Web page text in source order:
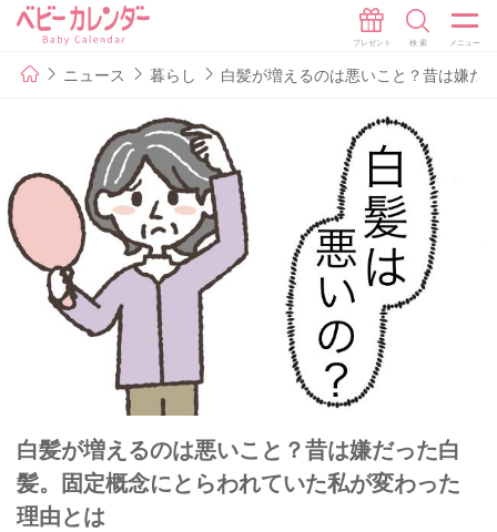
ニュース 暮らし 白髪が増えるのは悪いこと？昔は嫌だ
白髪が増えるのは悪いこと？昔は嫌だった白
髪。固定概念にとらわれていた私が変わった
理由とは